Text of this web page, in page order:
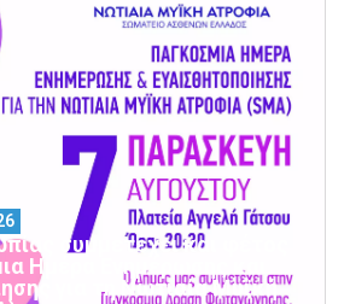
συμμετέχει και φέτος
Ημέρα Ενημέρωσης και
για τη Νωτιαία Μυϊκή